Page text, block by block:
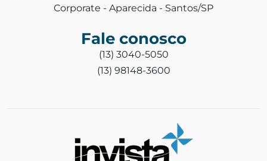
Corporate - Aparecida - Santos/SP
Fale conosco
(13) 3040-5050
(13) 98148-3600